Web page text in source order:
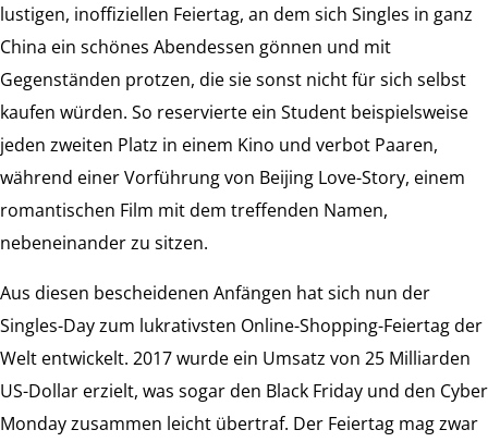
lustigen, inoffiziellen Feiertag, an dem sich Singles in ganz
China ein schönes Abendessen gönnen und mit
Gegenständen protzen, die sie sonst nicht für sich selbst
kaufen würden. So reservierte ein Student beispielsweise
jeden zweiten Platz in einem Kino und verbot Paaren,
während einer Vorführung von Beijing Love-Story, einem
romantischen Film mit dem treffenden Namen,
nebeneinander zu sitzen.
Aus diesen bescheidenen Anfängen hat sich nun der
Singles-Day zum lukrativsten Online-Shopping-Feiertag der
Welt entwickelt. 2017 wurde ein Umsatz von 25 Milliarden
US-Dollar erzielt, was sogar den Black Friday und den Cyber
Monday zusammen leicht übertraf. Der Feiertag mag zwar